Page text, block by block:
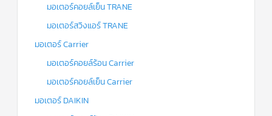
มอเตอร์คอยล์เย็น TRANE
มอเตอร์สวิงแอร์ TRANE
มอเตอร์ Carrier
มอเตอร์คอยล์ร้อน Carrier
มอเตอร์คอยล์เย็น Carrier
มอเตอร์ DAIKIN